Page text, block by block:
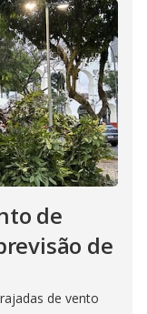
de
de
de vento